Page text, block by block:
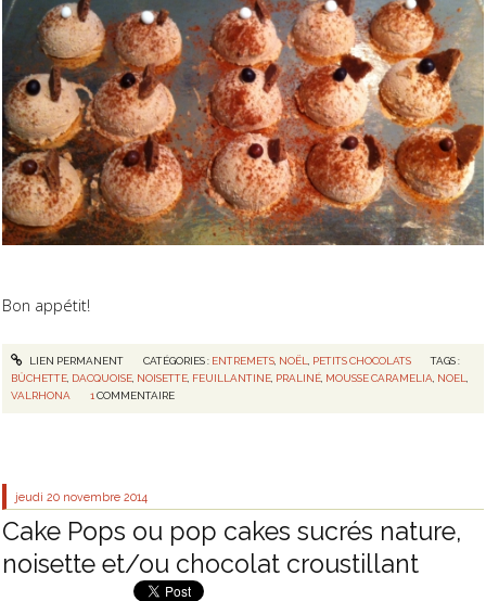
Bon appétit!
LIEN PERMANENT CATÉGORIES : ENTREMETS, NOËL, PETITS CHOCOLATS
TAGS :
BÛCHETTE, DACQUOISE, NOISETTE, FEUILLANTINE, PRALINÉ, MOUSSE CARAMELIA, NOEL,
VALRHONA
1 COMMENTAIRE
jeudi 20 novembre 2014
Cake Pops ou pop cakes sucrés nature,
noisette et/ou chocolat croustillant